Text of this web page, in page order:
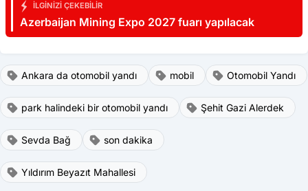
İLGINIZI ÇEKEBILIR
Azerbaijan Mining Expo 2027 fuarı yapılacak
Ankara da otomobil yandı mobil Otomobil Yandı
park halindeki bir otomobil yandı Şehit Gazi Alerdek
Sevda Bağ son dakika
Yıldırım Beyazıt Mahallesi